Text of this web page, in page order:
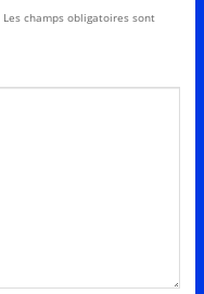
Les champs obligatoires sont